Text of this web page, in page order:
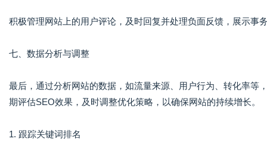
积极管理网站上的用户评论，及时回复并处理负面反馈，展示事
七、数据分析与调整
最后，通过分析网站的数据，如流量来源、用户行为、转化率等
期评估SEO效果，及时调整优化策略，以确保网站的持续增长。
1. 跟踪关键词排名